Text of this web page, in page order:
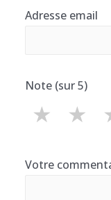
Adresse email
Note (sur 5)
★
★
Votre